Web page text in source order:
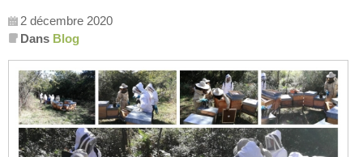
2 décembre 2020
Dans Blog